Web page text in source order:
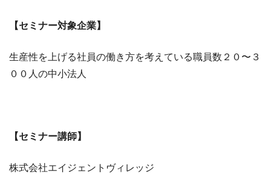
【セミナー対象企業】
生産性を上げる社員の働き方を考えている職員数２０〜３
００人の中小法人
【セミナー講師】
株式会社エイジェントヴィレッジ